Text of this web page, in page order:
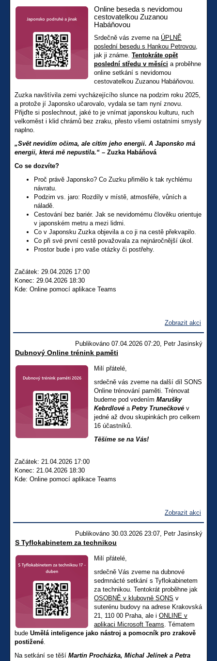
Online beseda s nevidomou
cestovatelkou Zuzanou
Habáňovou
Srdečně vás zveme na ÚPLNĚ
poslední besedu s Hankou Petrovou,
jak ji známe. Tentokráte opět
poslední středu v měsíci a proběhne
online setkání s nevidomou
cestovatelkou Zuzanou Habáňovou.
Zuzka navštívila zemi vycházejícího slunce na podzim roku 2025,
a protože jí Japonsko učarovalo, vydala se tam nyní znovu.
Přijďte si poslechnout, jaké to je vnímat japonskou kulturu, ruch
velkoměst i klid chrámů bez zraku, přesto všemi ostatními smysly
naplno.
„Svět nevidím očima, ale cítím jeho energii. A Japonsko má
energii, která mě nepustila.“ – Zuzka Habáňová
Co se dozvíte?
Proč právě Japonsko? Co Zuzku přimělo k tak rychlému
návratu.
Podzim vs. jaro: Rozdíly v místě, atmosféře, vůních a
náladě.
Cestování bez bariér. Jak se nevidomému člověku orientuje
v japonském metru a mezi lidmi.
Co v Japonsku Zuzka objevila a co ji na cestě překvapilo.
Co při své první cestě považovala za nejnáročnější úkol.
Prostor bude i pro vaše otázky či postřehy.
Začátek: 29.04.2026 17:00
Konec: 29.04.2026 18:30
Kde: Online pomocí aplikace Teams
Zobrazit akci
Publikováno 07.04.2026 07:20, Petr Jasinský
Dubnový Online trénink paměti
Milí přátelé,
srdečně vás zveme na další díl SONS
Online trénování paměti. Trénovat
budeme pod vedením Marušky
Kebrdlové a Petry Trunečkové v
jedné až dvou skupinkách pro celkem
16 účastníků.
Těšíme se na Vás!
Začátek: 21.04.2026 17:00
Konec: 21.04.2026 18:30
Kde: Online pomocí aplikace Teams
Zobrazit akci
Publikováno 30.03.2026 23:07, Petr Jasinský
S Tyflokabinetem za technikou
Milí přátelé,
srdečně Vás zveme na dubnové
sedmnácté setkání s Tyflokabinetem
za technikou. Tentokrát proběhne jak
OSOBNĚ v klubovně SONS v
suterénu budovy na adrese Krakovská
21, 110 00 Praha, ale i ONLINE v
aplikaci Microsoft Teams. Tématem
bude Umělá inteligence jako nástroj a pomocník pro zrakově
postižené.
Na setkání se těší Martin Procházka, Michal Jelínek a Petra